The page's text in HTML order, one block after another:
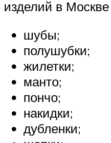
изделий в
шубы;
полушубки;
жилетки;
манто;
пончо;
накидки;
дубленки;